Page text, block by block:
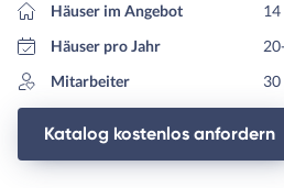
Häuser im Angebot
14
Häuser pro Jahr
Mitarbeiter
30
Katalog kostenlos anfordern